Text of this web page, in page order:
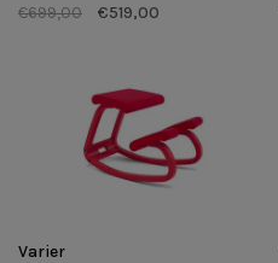
€699,00 €519,00
Varier